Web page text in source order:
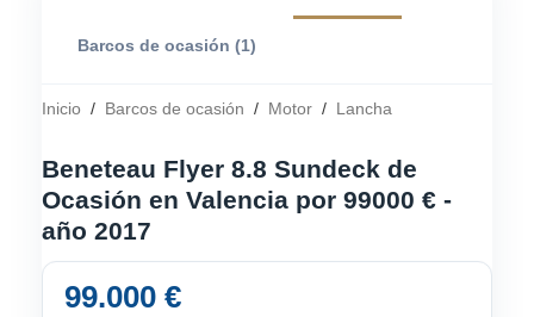
Barcos de ocasión (1)
Inicio / Barcos de ocasión / Motor / Lancha
Beneteau Flyer 8.8 Sundeck de
Ocasión en Valencia por 99000 € -
año 2017
99.000 €